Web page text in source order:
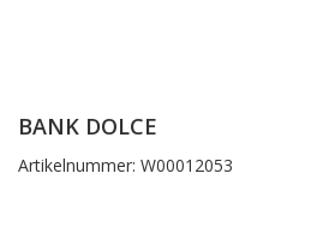
BANK DOLCE
Artikelnummer: W00012053